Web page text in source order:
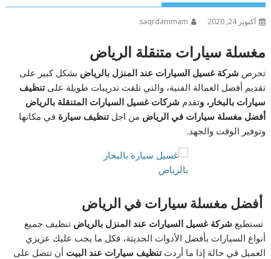
أكتوبر 24, 2020 saqrdammam
مغسلة سيارات متنقلة الرياض
تحرص شركة غسيل السيارات عند المنزل بالرياض بشكل كبير على
تقديم أفضل العمالة الفنية، والتي تلقت تدريبات طويلة علىتنظيف
سيارات بالبخار، وتقدم شركات غسيل السيارات المتنقلة بالرياض
أفضل مغسلة سيارات في الرياض من اجل تنظيف سيارة في مكانها
وتوفير الوقت والجهد.
أفضل مغسلة سيارات في الرياض
تستطيع شركة غسيل السيارات عند المنزل بالرياض تنظيف جميع
أنواع السيارات بأفضل الأدوات الحديثة، فكل ما يجب عليك عزيزي
العميل في حالة إذا ما أردتتنظيف سيارات عند البيتأن تتصل على